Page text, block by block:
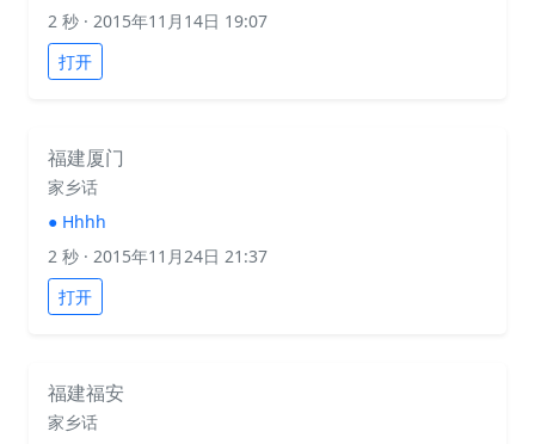
2 秒 · 2015年11月14日 19:07
打开
福建厦门
家乡话
● Hhhh
2 秒 · 2015年11月24日 21:37
打开
福建福安
家乡话